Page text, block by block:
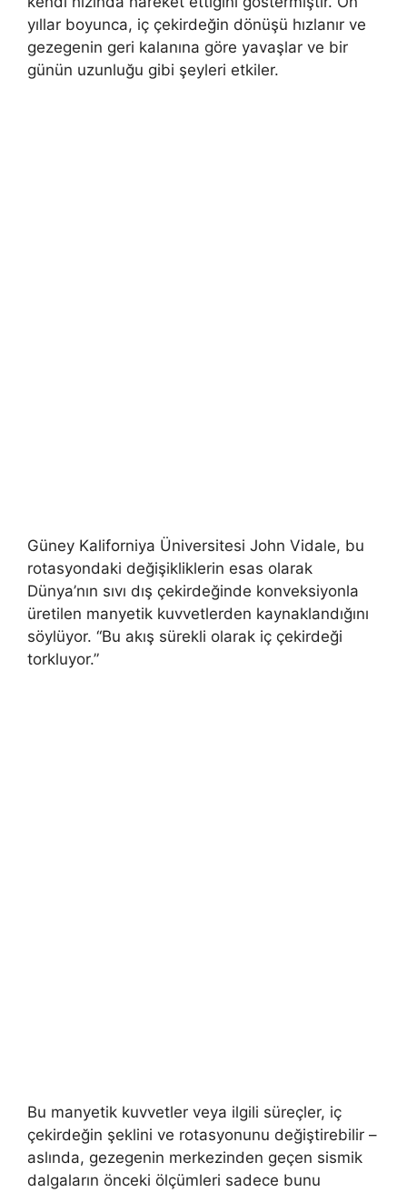
yıllar boyunca, iç çekirdeğin dönüşü hızlanır ve
gezegenin geri kalanına göre yavaşlar ve bir
günün uzunluğu gibi şeyleri etkiler.
Güney Kaliforniya Üniversitesi John Vidale, bu
rotasyondaki değişikliklerin esas olarak
Dünya’nın sıvı dış çekirdeğinde konveksiyonla
üretilen manyetik kuvvetlerden kaynaklandığını
söylüyor. “Bu akış sürekli olarak iç çekirdeği
torkluyor.”
Bu manyetik kuvvetler veya ilgili süreçler, iç
çekirdeğin şeklini ve rotasyonunu değiştirebilir –
aslında, gezegenin merkezinden geçen sismik
dalgaların önceki ölçümleri sadece bunu